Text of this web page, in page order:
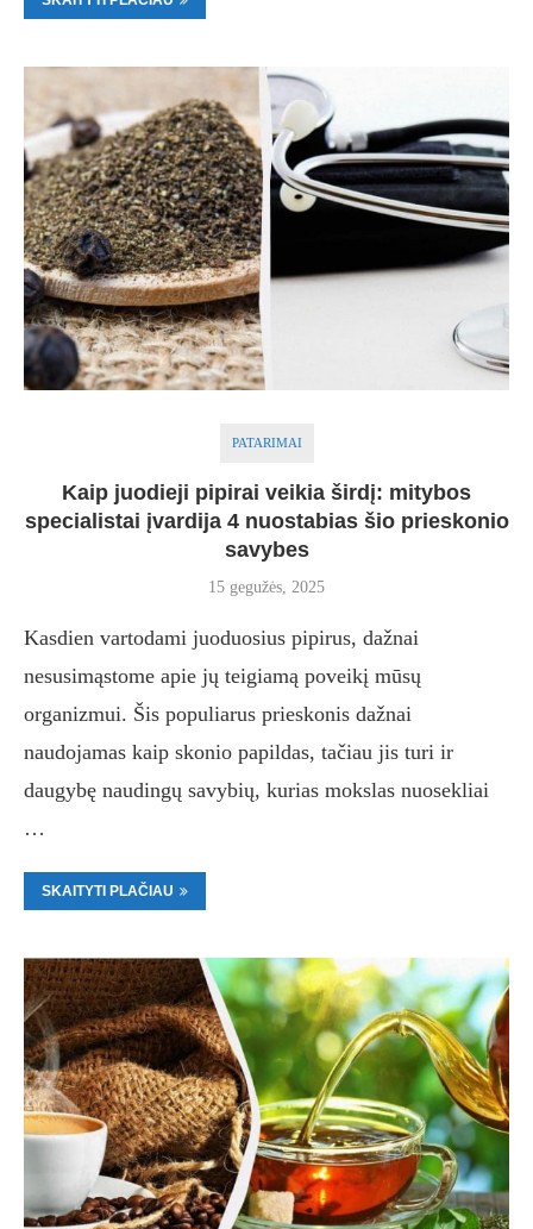
PATARIMAI
Kaip juodieji pipirai veikia širdį: mitybos
specialistai įvardija 4 nuostabias šio prieskonio
savybes
15 gegužės, 2025
Kasdien vartodami juoduosius pipirus, dažnai
nesusimąstome apie jų teigiamą poveikį mūsų
organizmui. Šis populiarus prieskonis dažnai
naudojamas kaip skonio papildas, tačiau jis turi ir
daugybę naudingų savybių, kurias mokslas nuosekliai
…
SKAITYTI PLAČIAU